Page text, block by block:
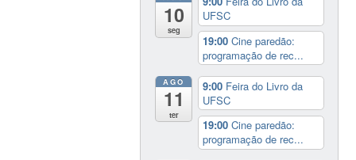
10
seg
UFSC
19:00Cine paredão:
programação de rec...
AGO
11
ter
9:00 Feira do Livro da
UFSC
19:00Cine paredão:
programação de rec...